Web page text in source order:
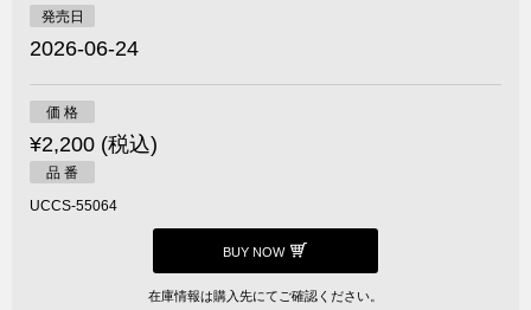
発売日
2026-06-24
価 格
¥2,200 (税込)
品 番
UCCS-55064
BUY NOW
在庫情報は購入先にてご確認ください。